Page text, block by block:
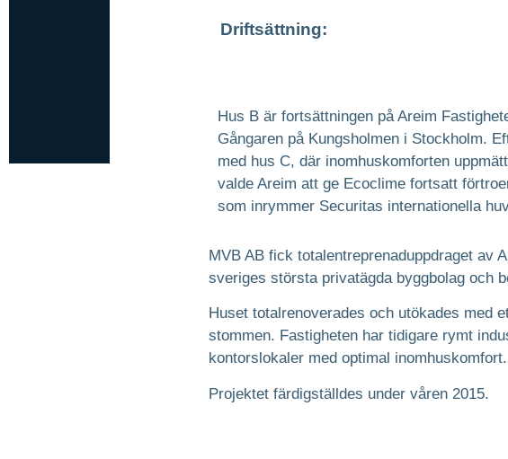
Driftsättning:
Hus B är fortsättningen på Areim
Gångaren på Kungsholmen i Stockholm.
med hus C, där inomhuskomforten
valde Areim att ge Ecoclime fortsatt
som inrymmer Securitas internationella
MVB AB fick totalentreprenaduppdraget av
sveriges största privatägda byggbolag och
Huset totalrenoverades och utökades med
stommen. Fastigheten har tidigare rymt
kontorslokaler med optimal inomhuskomfort.
Projektet färdigställdes under våren 2015.